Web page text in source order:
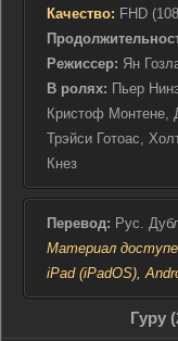
более уверенным в
навсегда изменит
борьбе с
искренности и
делу, которые,
победе. Только
миллионов, выйти из
Качество: FHD
Режиссер: Ян
В ролях: Пьер
Кристоф Монтене,
Трэйси Готоас,
Кнез
Перевод: Рус.
Материал
iPad (iPadOS),
Гуру